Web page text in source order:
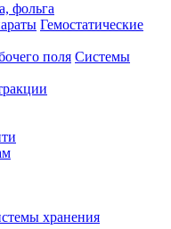
фольга
Гемостатические
Системы
хранения